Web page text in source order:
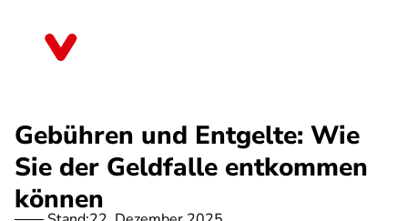
Gebühren und Entgelte: Wie
Sie der Geldfalle entkommen
können